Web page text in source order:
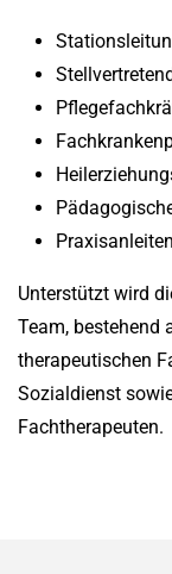
Unterstützt wird
Team, bestehend
therapeutischen
Sozialdienst
Fachtherapeuten.